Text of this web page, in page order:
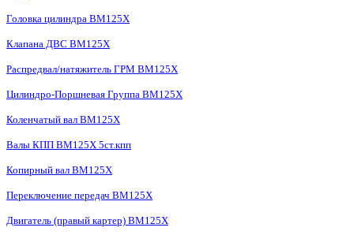
Головка цилиндра BM125X
Клапана ДВС BM125X
Распредвал/натяжитель ГРМ BM125X
Цилиндро-Поршневая Группа BM125X
Коленчатый вал BM125X
Валы КПП BM125X 5ст.кпп
Копирный вал BM125X
Переключение передач BM125X
Двигатель (правый картер) BM125X